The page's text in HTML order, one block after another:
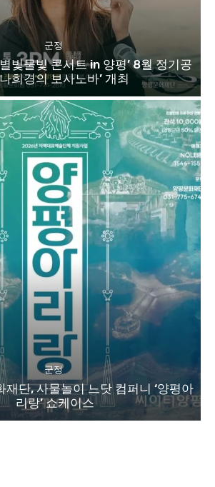
군정
빛물빛 콘서트 in 양평’ 8월 정기공
희경의 보사노바’ 개최
군정
재단, 사물놀이 느닷 컴퍼니 ‘양평아
리랑’ 쇼케이스